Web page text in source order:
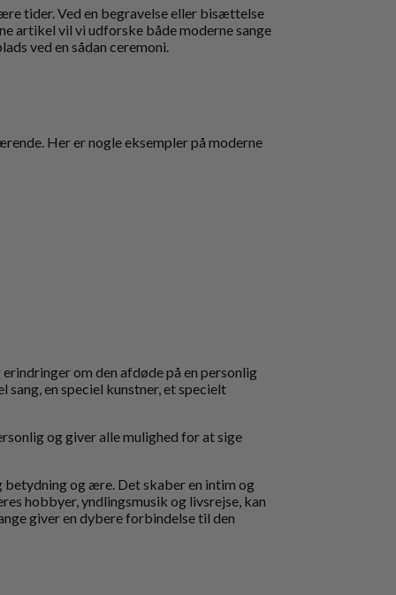
tider. Ved en begravelse eller bisættelse
artikel vil vi udforske både moderne sange
ved en sådan ceremoni.
Her er nogle eksempler på moderne
om den afdøde på en personlig
en speciel kunstner, et specielt
og giver alle mulighed for at sige
og ære. Det skaber en intim og
hobbyer, yndlingsmusik og livsrejse, kan
giver en dybere forbindelse til den